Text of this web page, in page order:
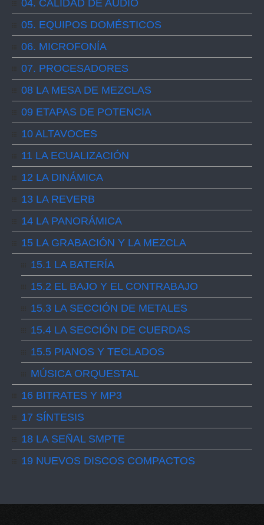
04. CALIDAD DE AUDIO
05. EQUIPOS DOMÉSTICOS
06. MICROFONÍA
07. PROCESADORES
08 LA MESA DE MEZCLAS
09 ETAPAS DE POTENCIA
10 ALTAVOCES
11 LA ECUALIZACIÓN
12 LA DINÁMICA
13 LA REVERB
14 LA PANORÁMICA
15 LA GRABACIÓN Y LA MEZCLA
15.1 LA BATERÍA
15.2 EL BAJO Y EL CONTRABAJO
15.3 LA SECCIÓN DE METALES
15.4 LA SECCIÓN DE CUERDAS
15.5 PIANOS Y TECLADOS
MÚSICA ORQUESTAL
16 BITRATES Y MP3
17 SÍNTESIS
18 LA SEÑAL SMPTE
19 NUEVOS DISCOS COMPACTOS